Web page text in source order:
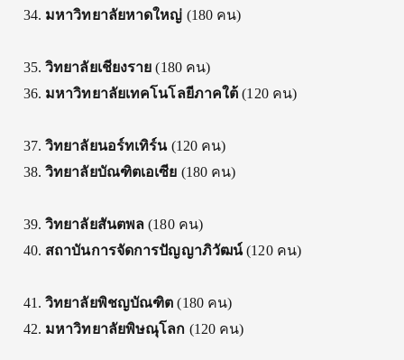
มหาวิทยาลัยหาดใหญ่ (180 คน)
วิทยาลัยเชียงราย(180 คน)
มหาวิทยาลัยเทคโนโลยีภาคใต้(120 คน)
วิทยาลัยนอร์ทเทิร์น (120 คน)
วิทยาลัยบัณฑิตเอเซีย (180 คน)
วิทยาลัยสันตพล(180 คน)
สถาบันการจัดการปัญญาภิวัฒน์(120 คน)
วิทยาลัยพิชญบัณฑิต(180 คน)
มหาวิทยาลัยพิษณุโลก (120 คน)